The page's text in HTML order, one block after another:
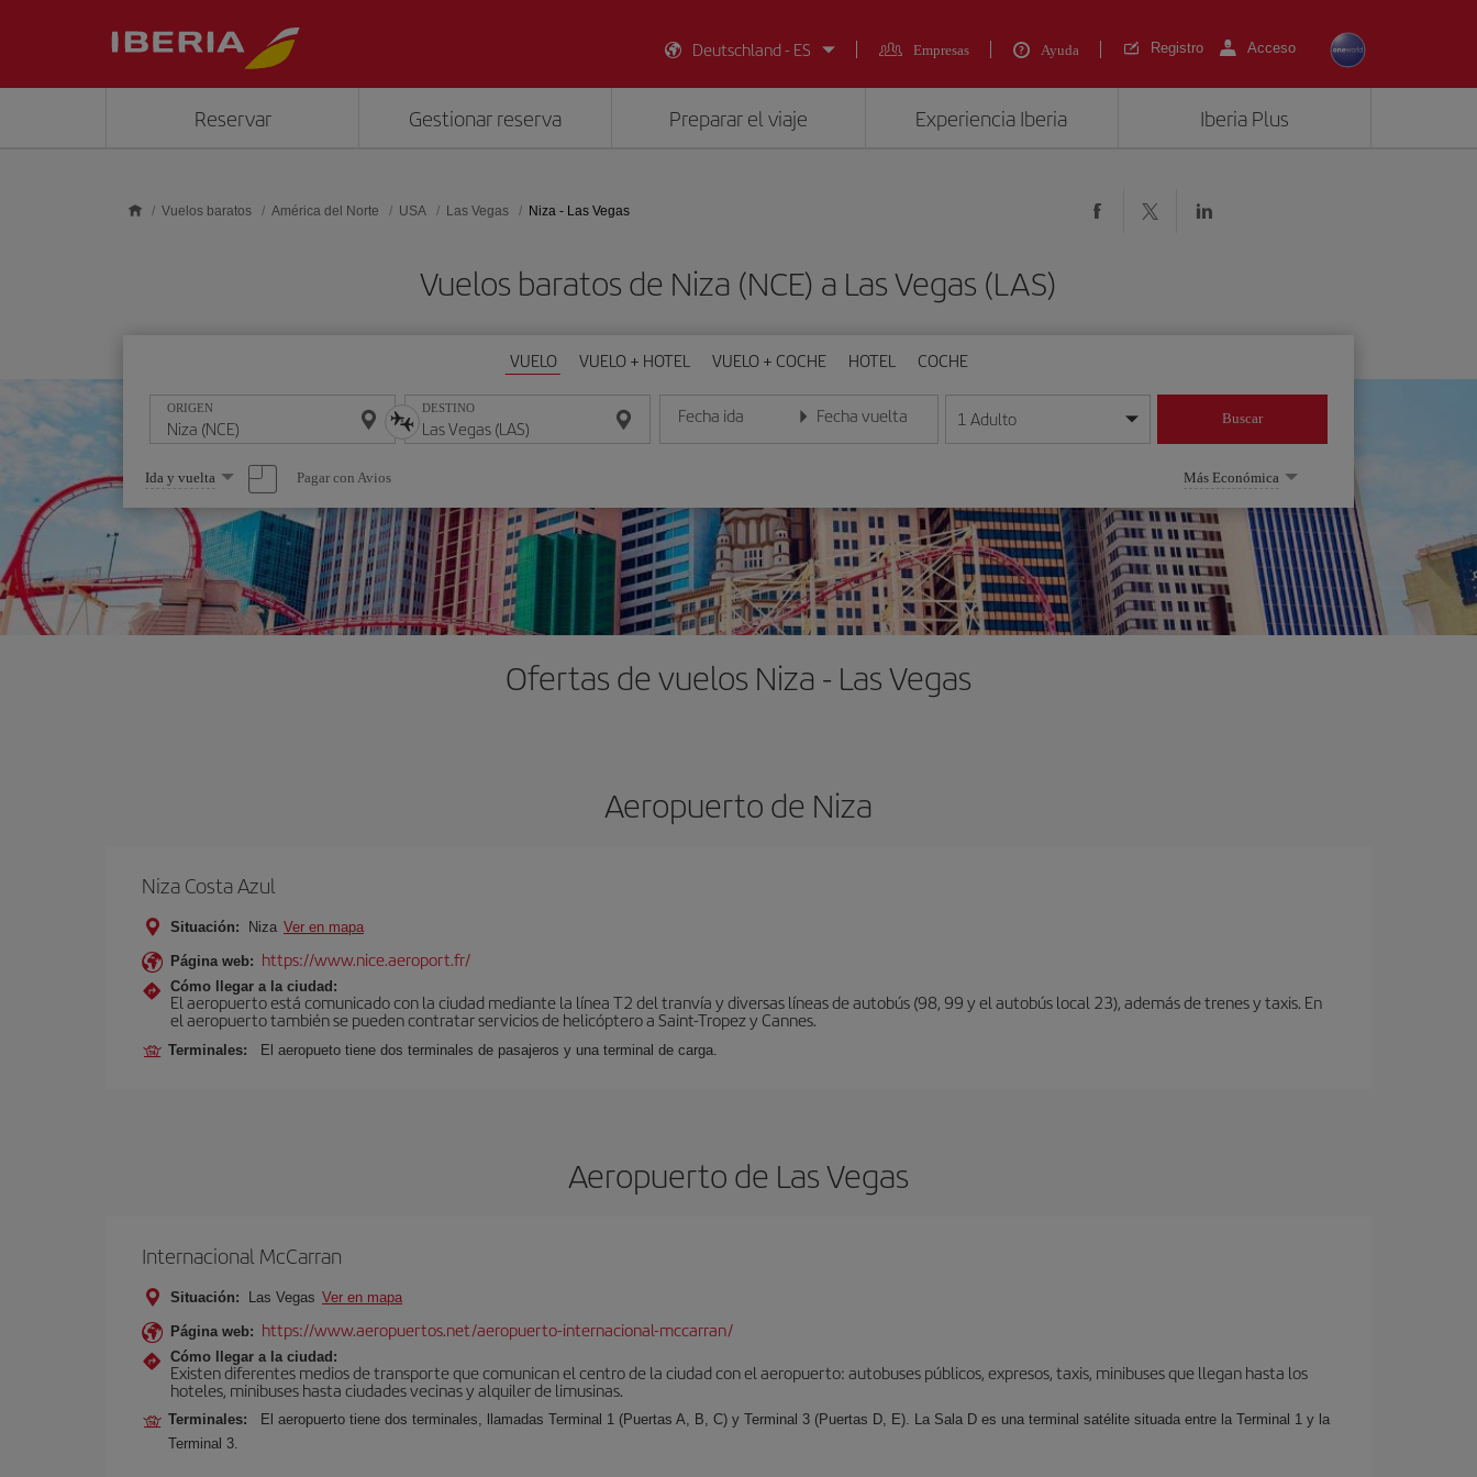
Deutschland - ES
Empresas Ayuda Registro Acceso
Reservar Gestionar reserva Preparar el viaje Experiencia Iberia Iberia Plus
Vuelos baratos América del Norte USA Las Vegas Niza - Las Vegas
Vuelos baratos de Niza (NCE) a Las Vegas (LAS)
VUELO VUELO + HOTEL VUELO + COCHE HOTEL COCHE
ORIGEN DESTINO Fecha ida
Introduce la fecha en formato día/mes/año
Fecha vuelta
Introduce la fecha en formato día/mes/año
1 Adulto Buscar
Seleccione
una
opción
Ida y vuelta Pagar con Avios Más Económica
Ofertas de vuelos Niza - Las Vegas
Aeropuerto de Niza
Niza Costa Azul
Situación: Niza Ver en mapa
Página web: https://www.nice.aeroport.fr/
Cómo llegar a la ciudad:
El aeropuerto está comunicado con la ciudad mediante la línea T2 del tranvía y diversas líneas de autobús (98, 99 y el autobús local 23), además de trenes y taxis. En
el aeropuerto también se pueden contratar servicios de helicóptero a Saint-Tropez y Cannes.
Terminales: El aeropueto tiene dos terminales de pasajeros y una terminal de carga.
Aeropuerto de Las Vegas
Internacional McCarran
Situación: Las Vegas Ver en mapa
Página web: https://www.aeropuertos.net/aeropuerto-internacional-mccarran/
Cómo llegar a la ciudad:
Existen diferentes medios de transporte que comunican el centro de la ciudad con el aeropuerto: autobuses públicos, expresos, taxis, minibuses que llegan hasta los
hoteles, minibuses hasta ciudades vecinas y alquiler de limusinas.
Terminales:
El aeropuerto tiene dos terminales, llamadas Terminal 1 (Puertas A, B, C) y Terminal 3 (Puertas D, E). La Sala D es una terminal satélite situada entre la Terminal 1 y la
Terminal 3.